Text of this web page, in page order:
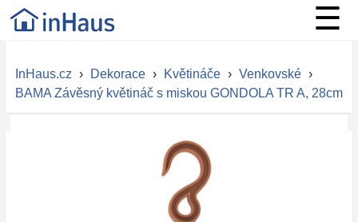
☰
InHaus.cz › Dekorace › Květináče › Venkovské ›
BAMA Závěsný květináč s miskou GONDOLA TR A, 28cm